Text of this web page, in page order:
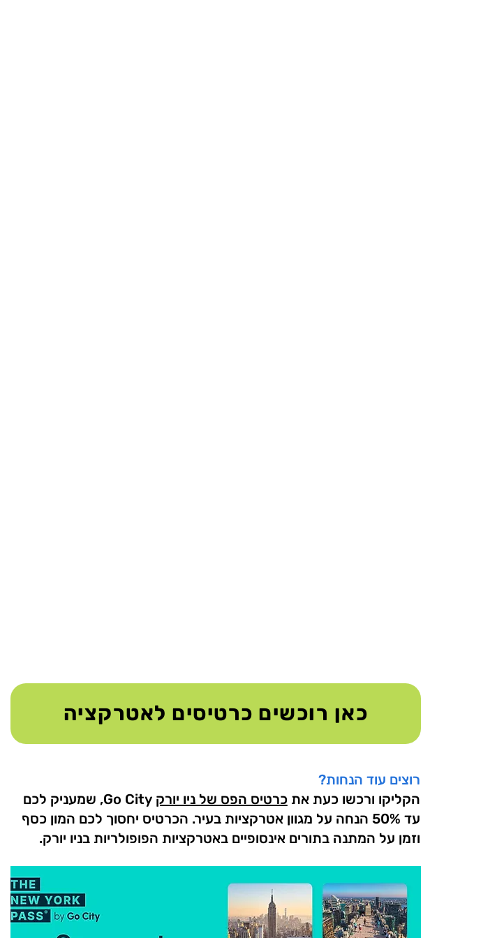
כאן רוכשים כרטיסים לאטרקציה
רוצים עוד הנחות?
הקליקו ורכשו כעת את כרטיס הפס של ניו יורק
Go City, שמעניק לכם
עד 50% הנחה על מגוון אטרקציות בעיר. הכרטיס יחסוך לכם המון כסף
וזמן על המתנה בתורים אינסופיים באטרקציות הפופולריות בניו יורק.